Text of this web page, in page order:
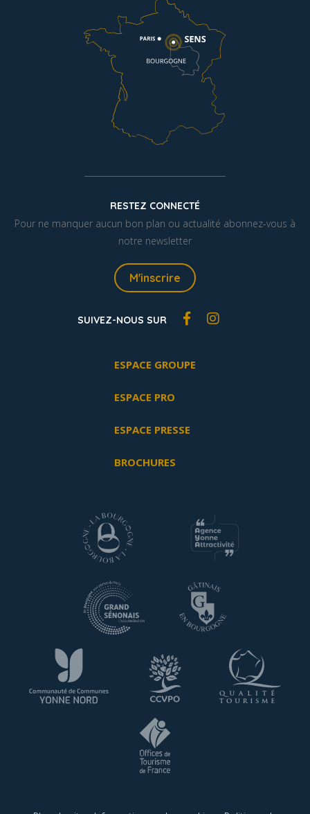
RESTEZ CONNECTÉ
Pour ne manquer aucun bon plan ou actualité abonnez-vous à
notre newsletter
M'inscrire
SUIVEZ-NOUS SUR
ESPACE GROUPE
ESPACE PRO
ESPACE PRESSE
BROCHURES